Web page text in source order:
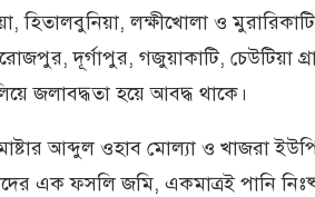
হিতালবুনিয়া, লক্ষীখোলা ও
দূর্গাপুর, গজুয়াকাটি, চেউটিয়া
জলাবদ্ধতা হয়ে আবদ্ধ থাকে।
আব্দুল ওহাব মোল‍্যা ও খাজরা
এক ফসলি জমি, একমাত্রই পানি